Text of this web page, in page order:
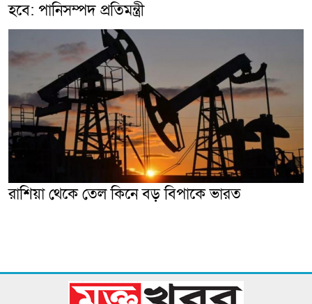
হবে: পানিসম্পদ প্রতিমন্ত্রী
রাশিয়া থেকে তেল কিনে বড় বিপাকে ভারত